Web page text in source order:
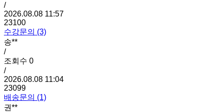
/
2026.08.08 11:57
23100
수강문의 (3)
송**
/
조회수 0
/
2026.08.08 11:04
23099
배송문의 (1)
권**